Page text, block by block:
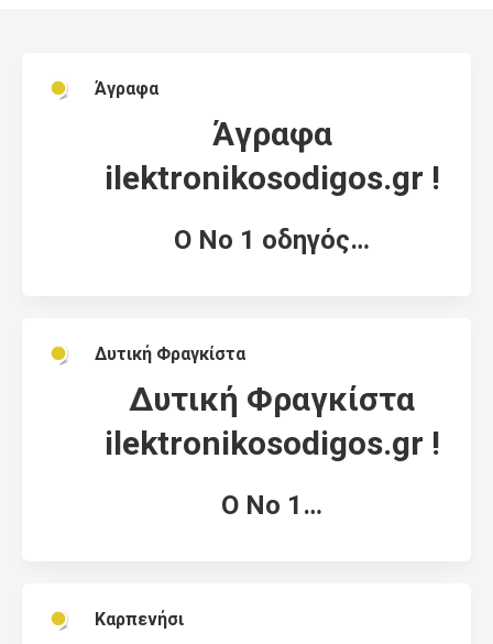
Άγραφα
Άγραφα
ilektronikosodigos.gr !
Ο Νο 1 οδηγός…
Δυτική Φραγκίστα
Δυτική Φραγκίστα
ilektronikosodigos.gr !
Ο Νο 1…
Καρπενήσι